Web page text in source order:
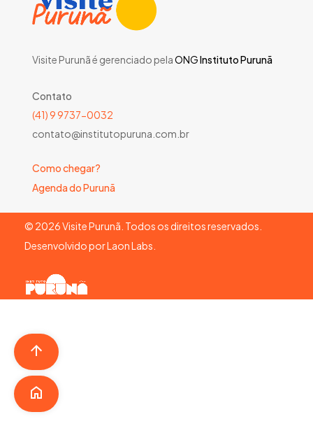
Visite Purunã é gerenciado pelaONGInstituto Purunã
Contato
(41) 9 9737-0032
contato@institutopuruna.com.br
Como chegar?
Agenda do Purunã
© 2026Visite Purunã. Todos os direitos reservados.
Desenvolvido porLaon Labs